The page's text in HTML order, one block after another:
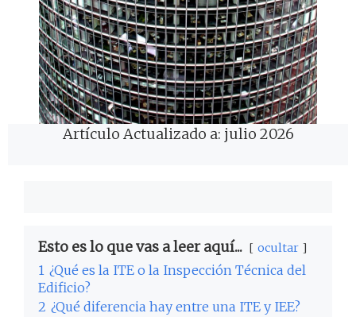
Artículo Actualizado a: julio 2026
Esto es lo que vas a leer aquí... ocultar
1 ¿Qué es la ITE o la Inspección Técnica del
Edificio?
2 ¿Qué diferencia hay entre una ITE y IEE?